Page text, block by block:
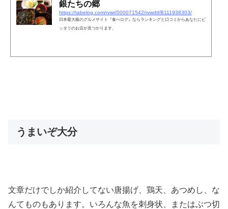
銀たちの郷
https://tabelog.com/rvwr/000071542/rvwdtl/B111938303/
日本最大級のグルメサイト『食べログ』ならランキングと口コミからあなたにピ
ッタリのお店が見つかります。
うまいぞ大分
文章だけでしか紹介してない唐揚げ、鶏天、あつめし、な
んてものもあります。いろんな魚を刺身状、またはぶつ切